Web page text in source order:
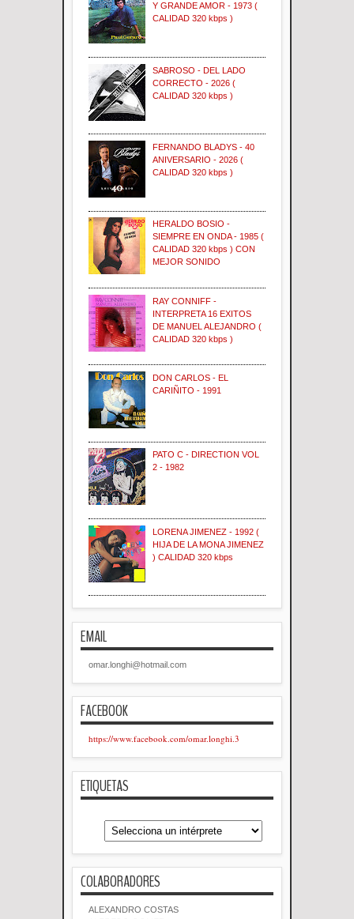
Y GRANDE AMOR - 1973 (
CALIDAD 320 kbps )
SABROSO - DEL LADO
CORRECTO - 2026 (
CALIDAD 320 kbps )
FERNANDO BLADYS - 40
ANIVERSARIO - 2026 (
CALIDAD 320 kbps )
HERALDO BOSIO -
SIEMPRE EN ONDA - 1985 (
CALIDAD 320 kbps ) CON
MEJOR SONIDO
RAY CONNIFF -
INTERPRETA 16 EXITOS
DE MANUEL ALEJANDRO (
CALIDAD 320 kbps )
DON CARLOS - EL
CARIÑITO - 1991
PATO C - DIRECTION VOL
2 - 1982
LORENA JIMENEZ - 1992 (
HIJA DE LA MONA JIMENEZ
) CALIDAD 320 kbps
EMAIL
omar.longhi@hotmail.com
FACEBOOK
https://www.facebook.com/omar.longhi.3
ETIQUETAS
COLABORADORES
ALEXANDRO COSTAS